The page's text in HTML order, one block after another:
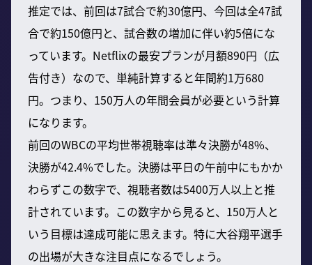
推定では、前回は7試合で約30億円、今回は全47試
合で約150億円と、試合数の増加に伴い約5倍にな
っています。Netflixの最安プランが月額890円（広
告付き）なので、単純計算すると年間約1万680
円。つまり、150万人の年間会員が必要という計算
になります。
前回のWBCの平均世帯視聴率は準々決勝が48%、
決勝が42.4%でした。決勝は平日の午前中にもかか
わらずこの数字で、視聴者数は5400万人以上と推
計されています。この数字から見ると、150万人と
いう目標は達成可能に思えます。特に大谷翔平選手
の出場が大きな注目点になるでしょう。